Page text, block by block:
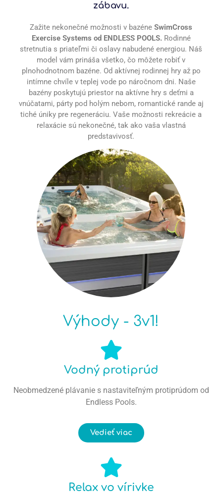
zábavu.
Zažite nekonečné možnosti v bazéne SwimCross
Exercise Systems od ENDLESS POOLS. Rodinné
stretnutia s priateľmi či oslavy nabudené energiou. Náš
model vám prináša všetko, čo môžete robiť v
plnohodnotnom bazéne. Od aktívnej rodinnej hry až po
intímne chvíle v teplej vode po náročnom dni. Naše
bazény poskytujú priestor na aktívne hry s deťmi a
vnúčatami, párty pod holým nebom, romantické rande aj
tiché úniky pre regeneráciu. Vaše možnosti rekreácie a
relaxácie sú nekonečné, tak ako vaša vlastná
predstavivosť.
Výhody - 3v1!
Vodný protiprúd
Neobmedzené plávanie s nastaviteľným protiprúdom od
Endless Pools.
Vedieť viac
Relax vo vírivke